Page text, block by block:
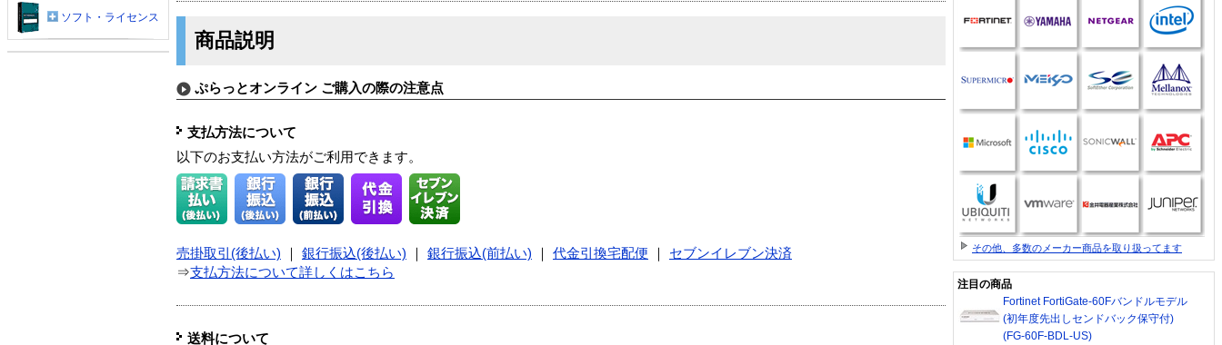
商品説明
ぷらっとオンライン ご購入の際の注意点
支払方法について
以下のお支払い方法がご利用できます。
売掛取引(後払い) 銀行振込(後払い) 銀行振込(前払い) 代金引換宅配便
セブンイレブン決済
⇒支払方法について詳しくはこちら
送料について
ソフト・ライセンス
その他、多数のメーカー商品を取り扱ってます
注目の商品
Fortinet FortiGate-60Fバンドルモデル
(初年度先出しセンドバック保守付)
(FG-60F-BDL-US)